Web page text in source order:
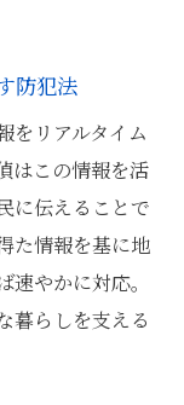
防犯法
をリアルタイム
はこの情報を活
に伝えることで
た情報を基に地
やかに対応。
暮らしを支える